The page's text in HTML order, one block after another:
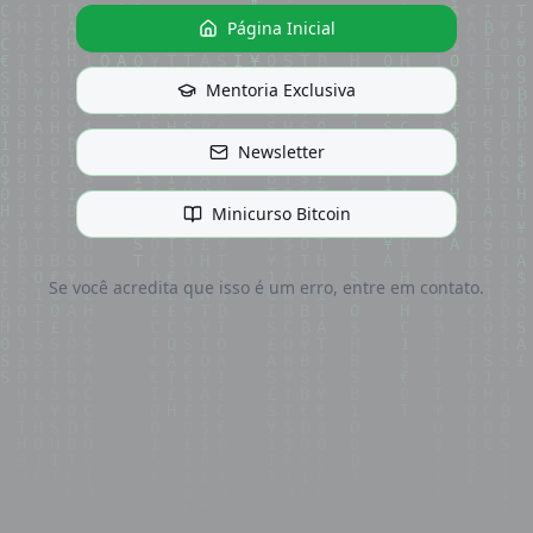
Página Inicial
Mentoria Exclusiva
Newsletter
Minicurso Bitcoin
Se você acredita que isso é um erro, entre em contato.